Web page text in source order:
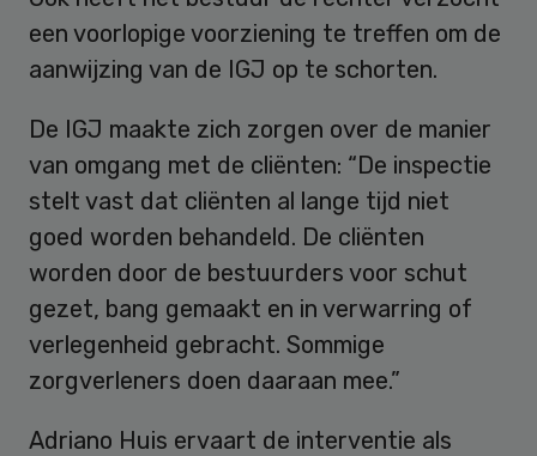
een voorlopige voorziening te treffen om de
aanwijzing van de IGJ op te schorten.
De IGJ maakte zich zorgen over de manier
van omgang met de cliënten: “De inspectie
stelt vast dat cliënten al lange tijd niet
goed worden behandeld. De cliënten
worden door de bestuurders voor schut
gezet, bang gemaakt en in verwarring of
verlegenheid gebracht. Sommige
zorgverleners doen daaraan mee.”
Adriano Huis ervaart de interventie als